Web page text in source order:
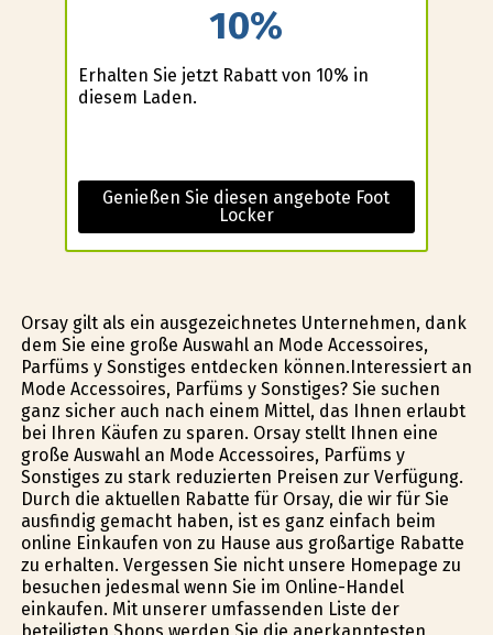
10%
Erhalten Sie jetzt Rabatt von 10% in
diesem Laden.
Genießen Sie diesen angebote Foot
Locker
Orsay gilt als ein ausgezeichnetes Unternehmen, dank
dem Sie eine große Auswahl an Mode Accessoires,
Parfüms y Sonstiges entdecken können.Interessiert an
Mode Accessoires, Parfüms y Sonstiges? Sie suchen
ganz sicher auch nach einem Mittel, das Ihnen erlaubt
bei Ihren Käufen zu sparen. Orsay stellt Ihnen eine
große Auswahl an Mode Accessoires, Parfüms y
Sonstiges zu stark reduzierten Preisen zur Verfügung.
Durch die aktuellen Rabatte für Orsay, die wir für Sie
ausfindig gemacht haben, ist es ganz einfach beim
online Einkaufen von zu Hause aus großartige Rabatte
zu erhalten. Vergessen Sie nicht unsere Homepage zu
besuchen jedesmal wenn Sie im Online-Handel
einkaufen. Mit unserer umfassenden Liste der
beteiligten Shops werden Sie die anerkanntesten